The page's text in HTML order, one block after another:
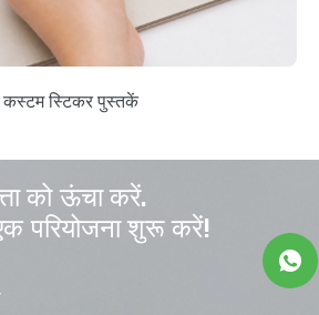
कस्टम स्टिकर पुस्तकें
को ऊंचा करें.
परियोजना शुरू करें!